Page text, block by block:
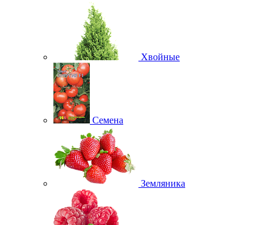
Хвойные
Семена
Земляника